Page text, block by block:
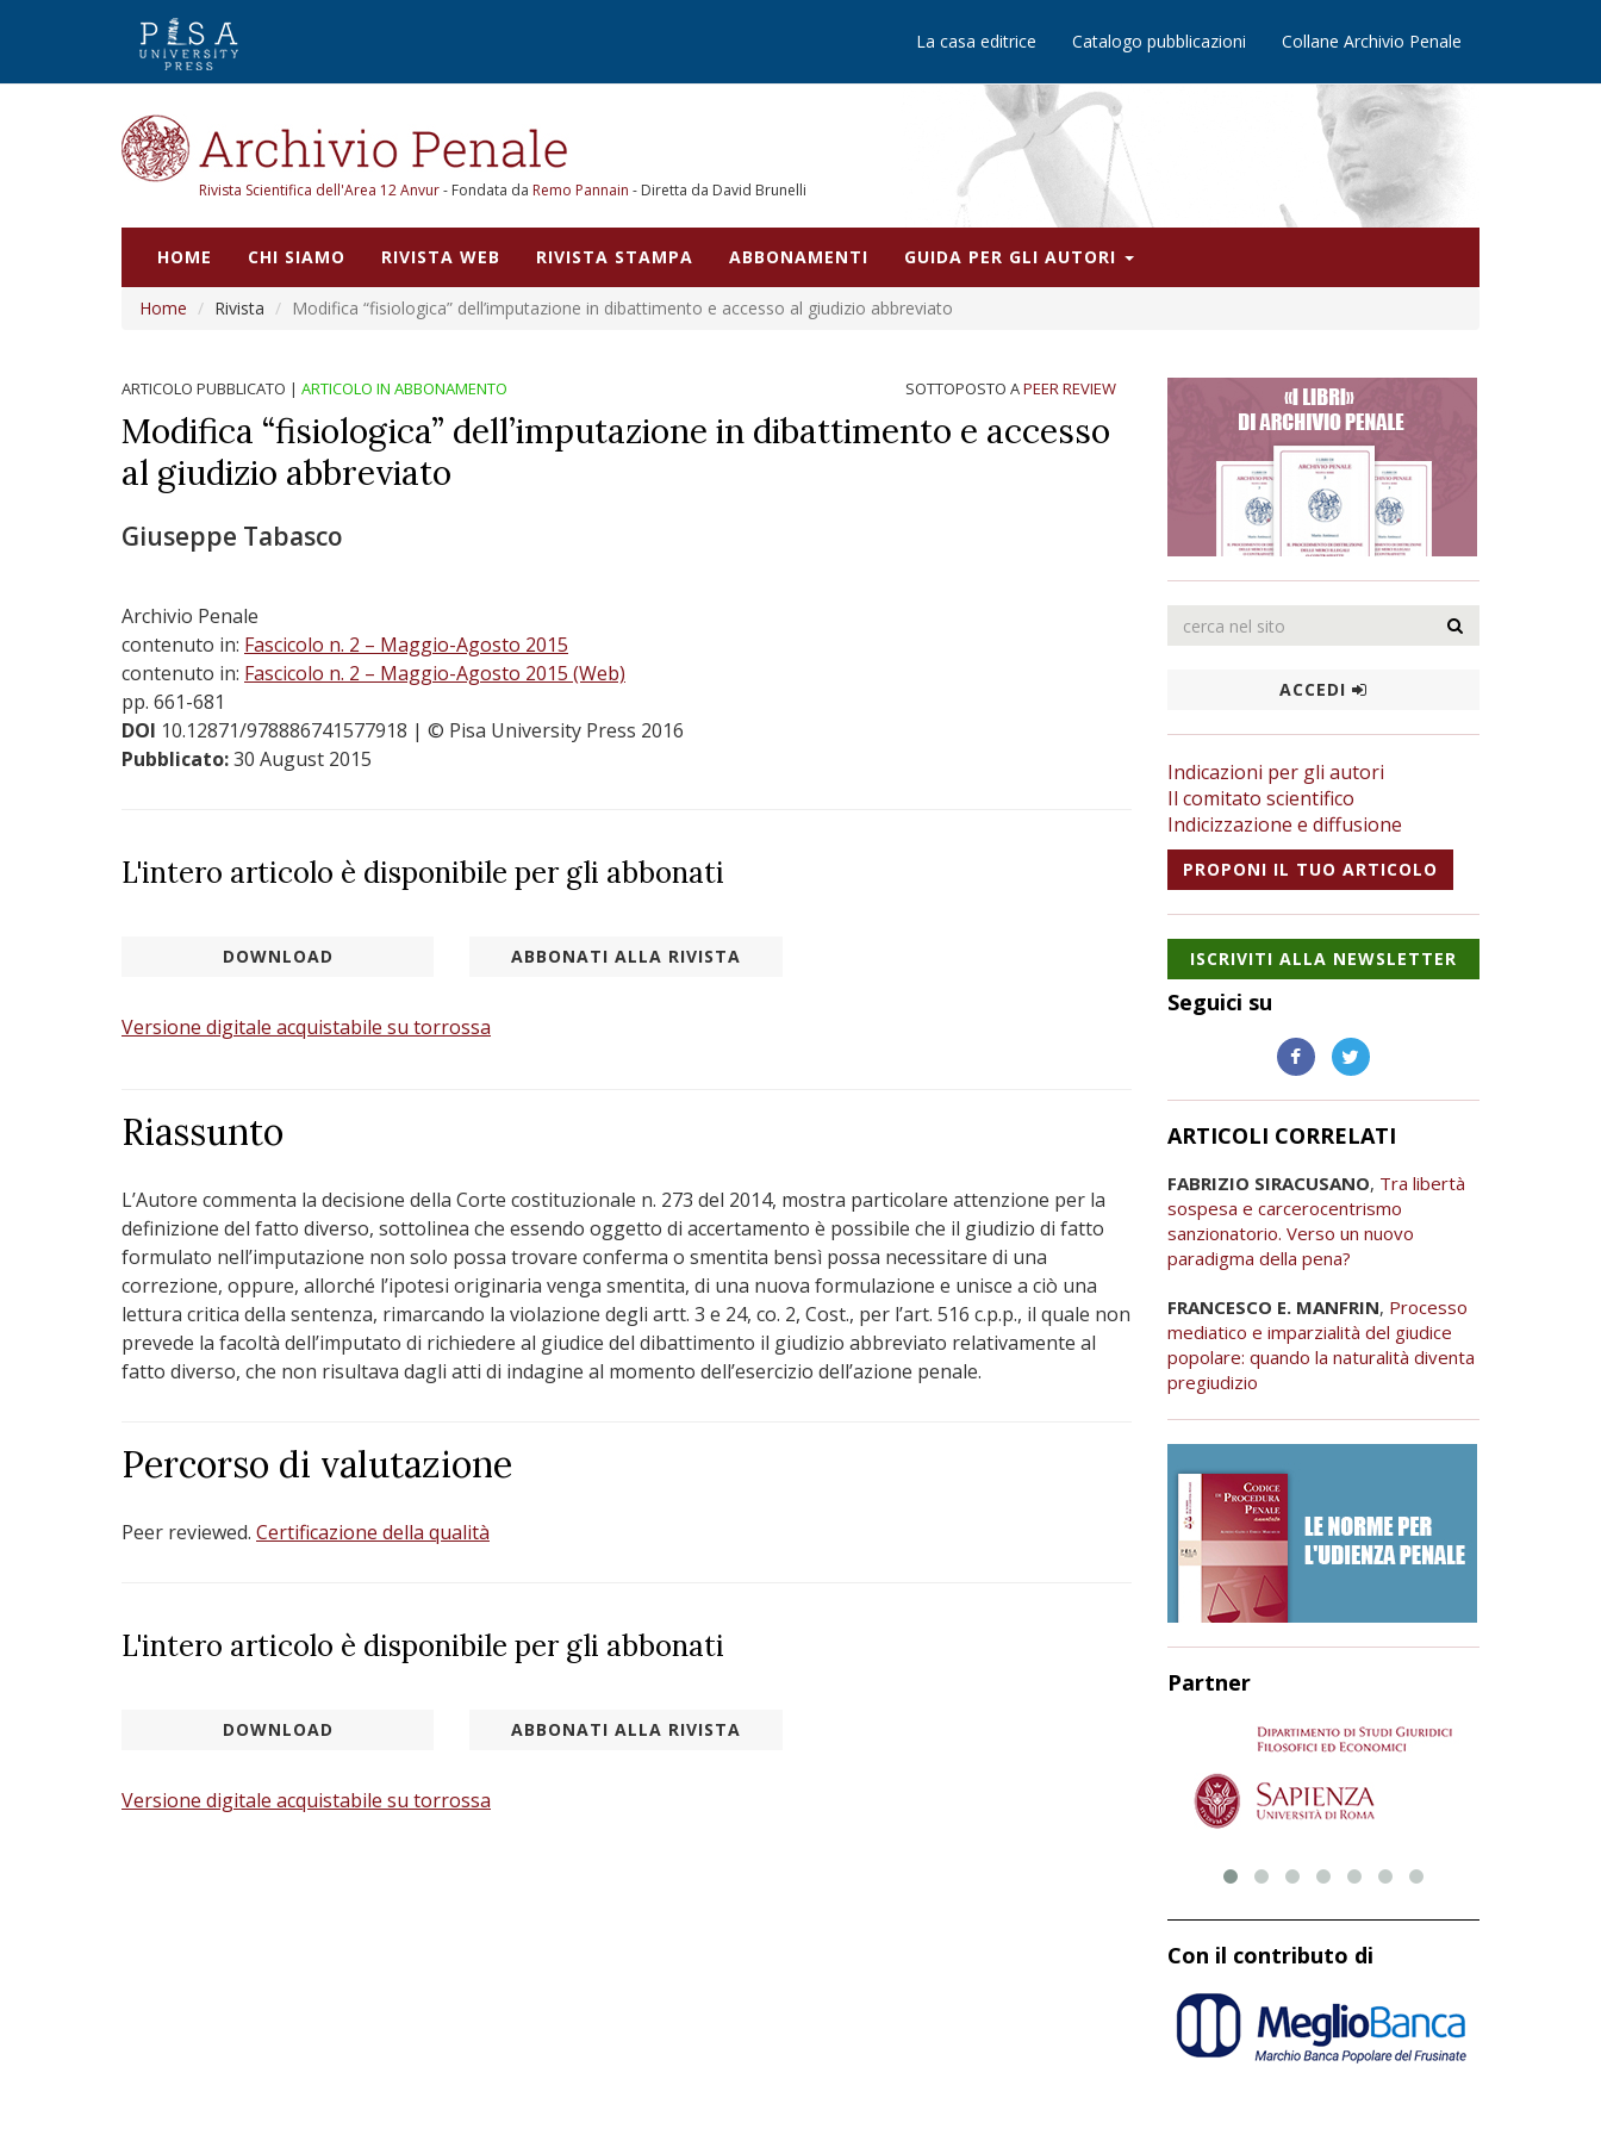
La casa editrice Catalogo pubblicazioni Collane Archivio Penale
Rivista Scientifica dell'Area 12 Anvur- Fondata da Remo Pannain - Diretta da David Brunelli
HOME CHI SIAMO RIVISTA WEB RIVISTA STAMPA ABBONAMENTI GUIDA PER GLI AUTORI
Home Rivista Modifica “fisiologica” dell’imputazione in dibattimento e accesso al giudizio abbreviato
ARTICOLO PUBBLICATO | ARTICOLO IN ABBONAMENTO SOTTOPOSTO APEER REVIEW
Modifica “fisiologica” dell’imputazione in dibattimento e accesso
al giudizio abbreviato
Giuseppe Tabasco
Archivio Penale
contenuto in: Fascicolo n. 2 – Maggio-Agosto 2015
contenuto in: Fascicolo n. 2 – Maggio-Agosto 2015 (Web)
pp. 661-681
DOI 10.12871/978886741577918 | © Pisa University Press 2016
Pubblicato:30 August 2015
L'intero articolo è disponibile per gli abbonati
DOWNLOAD ABBONATI ALLA RIVISTA
Versione digitale acquistabile su torrossa
Riassunto
L’Autore commenta la decisione della Corte costituzionale n. 273 del 2014, mostra particolare attenzione per la
definizione del fatto diverso, sottolinea che essendo oggetto di accertamento è possibile che il giudizio di fatto
formulato nell’imputazione non solo possa trovare conferma o smentita bensì possa necessitare di una
correzione, oppure, allorché l’ipotesi originaria venga smentita, di una nuova formulazione e unisce a ciò una
lettura critica della sentenza, rimarcando la violazione degli artt. 3 e 24, co. 2, Cost., per l’art. 516 c.p.p., il quale non
prevede la facoltà dell’imputato di richiedere al giudice del dibattimento il giudizio abbreviato relativamente al
fatto diverso, che non risultava dagli atti di indagine al momento dell’esercizio dell’azione penale.
Percorso di valutazione
Peer reviewed. Certificazione della qualità
L'intero articolo è disponibile per gli abbonati
DOWNLOAD ABBONATI ALLA RIVISTA
Versione digitale acquistabile su torrossa
ACCEDI
Indicazioni per gli autori
Il comitato scientifico
Indicizzazione e diffusione
PROPONI IL TUO ARTICOLO
ISCRIVITI ALLA NEWSLETTER
Seguici su
ARTICOLI CORRELATI
FABRIZIO SIRACUSANO, Tra libertà
sospesa e carcerocentrismo
sanzionatorio. Verso un nuovo
paradigma della pena?
FRANCESCO E. MANFRIN, Processo
mediatico e imparzialità del giudice
popolare: quando la naturalità diventa
pregiudizio
Partner
Con il contributo di